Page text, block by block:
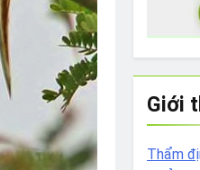
Giới
Thẩm